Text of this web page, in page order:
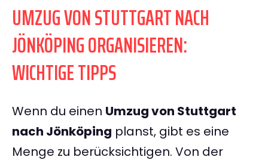
UMZUG VON STUTTGART NACH
JÖNKÖPING ORGANISIEREN:
WICHTIGE TIPPS
Wenn du einen Umzug von Stuttgart
nach Jönköping planst, gibt es eine
Menge zu berücksichtigen. Von der